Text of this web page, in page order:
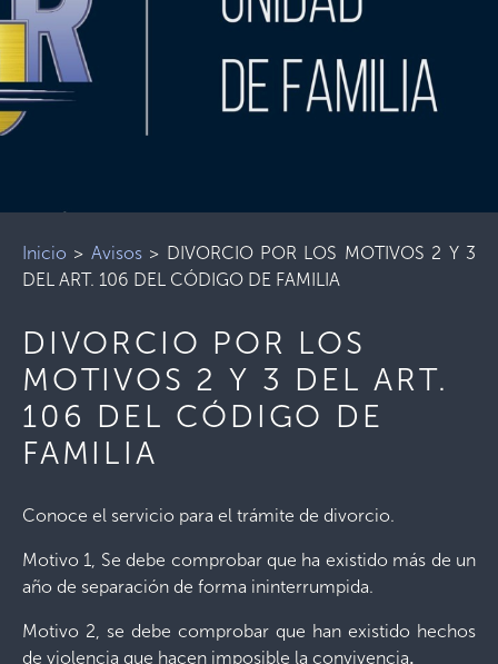
Inicio > Avisos> DIVORCIO POR LOS MOTIVOS 2 Y 3
DEL ART. 106 DEL CÓDIGO DE FAMILIA
DIVORCIO POR LOS
MOTIVOS 2 Y 3 DEL ART.
106 DEL CÓDIGO DE
FAMILIA
Conoce el servicio para el trámite de divorcio.
Motivo 1, Se debe comprobar que ha existido más de un
año de separación de forma ininterrumpida.
Motivo 2, se debe comprobar que han existido hechos
de violencia que hacen imposible la convivencia.